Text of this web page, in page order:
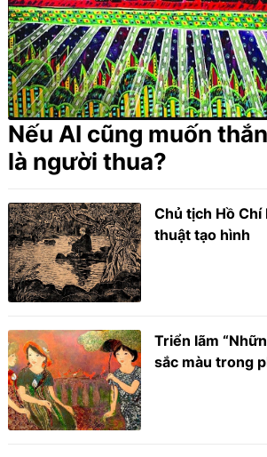
Nếu AI cũng muốn
là người thua?
Chủ tịch Hồ
thuật tạo hình
Triển lãm
sắc màu trong